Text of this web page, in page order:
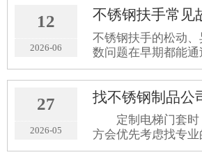
外观协调、通行体验
12
2026-06
不锈钢扶手的松动
数问题在早期都能
因，不用一出问题
检、选对材质、注
手的使用寿命延长不
27
2026-05
定制电梯门套时
方会优先考虑找专
公司合作。但市面